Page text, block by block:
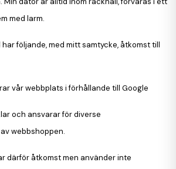
med larm.
följande, med mitt samtycke, åtkomst till
vår webbplats i förhållande till Google
och ansvarar för diverse
webbshoppen.
därför åtkomst men använder inte